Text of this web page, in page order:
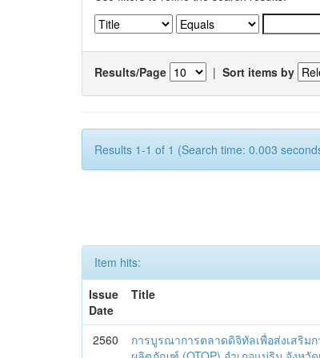
Results/Page | Sort items by
Results 1-1 of 1 (Search time: 0.003
Item hits:
Issue
Date
Title
2560
การบูรณาการตลาดดิจิทัลเพื่อส่งเสริ